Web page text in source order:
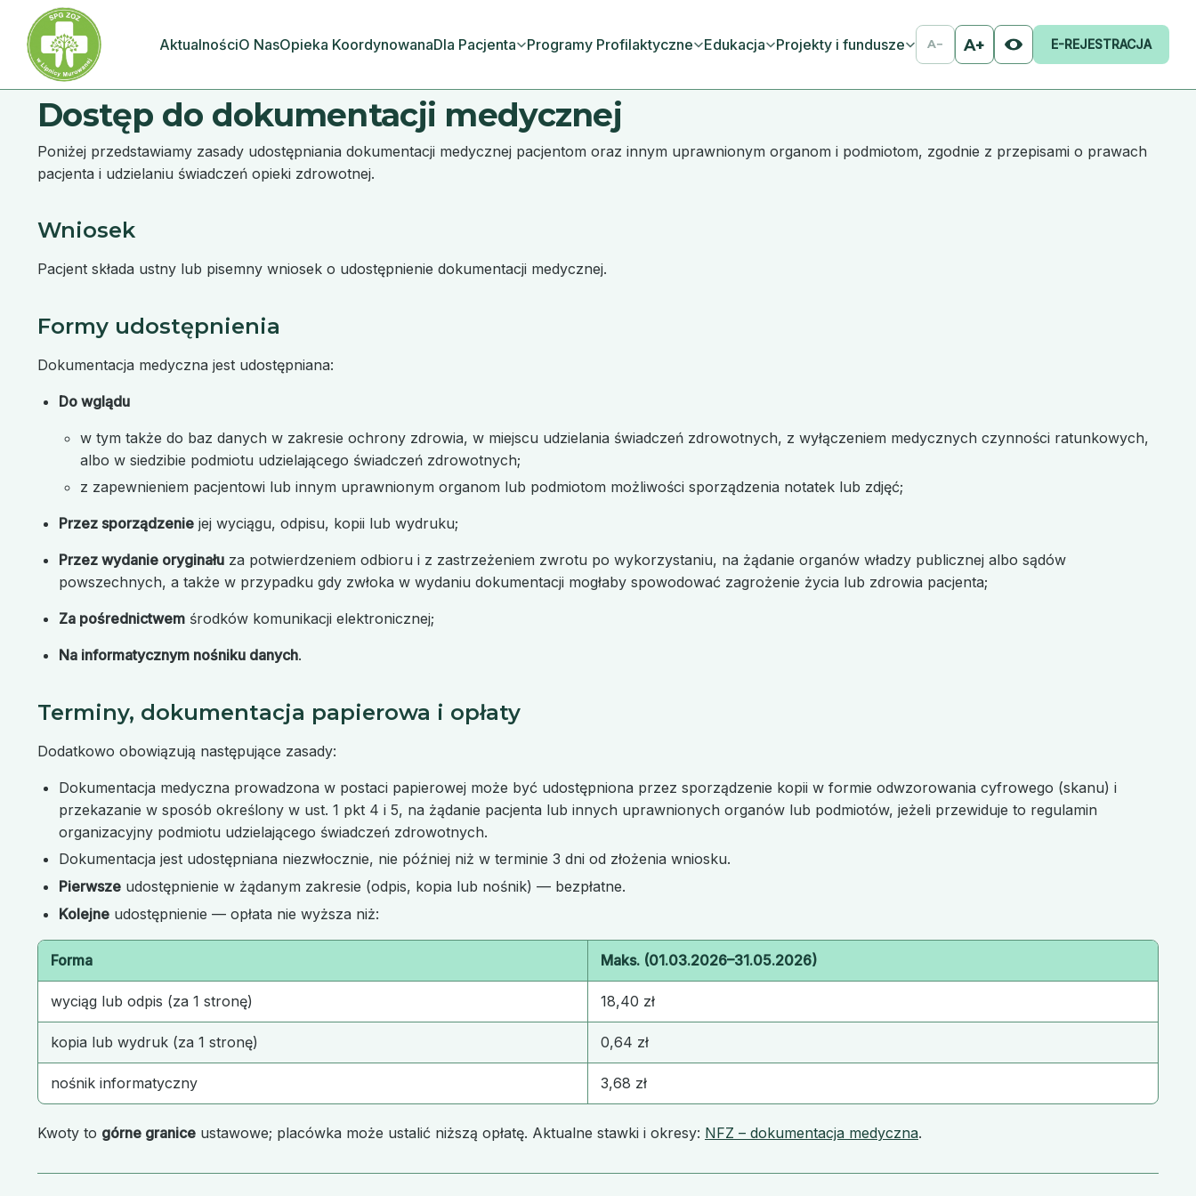
AktualnościO NasOpieka KoordynowanaDla Pacjenta Programy Profilaktyczne Edukacja Projekty i fundusze A− A+ E-REJESTRACJA
Dostęp do dokumentacji medycznej
Poniżej przedstawiamy zasady udostępniania dokumentacji medycznej pacjentom oraz innym uprawnionym organom i podmiotom, zgodnie z przepisami o prawach
pacjenta i udzielaniu świadczeń opieki zdrowotnej.
Wniosek
Pacjent składa ustny lub pisemny wniosek o udostępnienie dokumentacji medycznej.
Formy udostępnienia
Dokumentacja medyczna jest udostępniana:
Do wglądu
w tym także do baz danych w zakresie ochrony zdrowia, w miejscu udzielania świadczeń zdrowotnych, z wyłączeniem medycznych czynności ratunkowych,
albo w siedzibie podmiotu udzielającego świadczeń zdrowotnych;
z zapewnieniem pacjentowi lub innym uprawnionym organom lub podmiotom możliwości sporządzenia notatek lub zdjęć;
Przez sporządzenie jej wyciągu, odpisu, kopii lub wydruku;
Przez wydanie oryginału za potwierdzeniem odbioru i z zastrzeżeniem zwrotu po wykorzystaniu, na żądanie organów władzy publicznej albo sądów
powszechnych, a także w przypadku gdy zwłoka w wydaniu dokumentacji mogłaby spowodować zagrożenie życia lub zdrowia pacjenta;
Za pośrednictwem środków komunikacji elektronicznej;
Na informatycznym nośniku danych.
Terminy, dokumentacja papierowa i opłaty
Dodatkowo obowiązują następujące zasady:
Dokumentacja medyczna prowadzona w postaci papierowej może być udostępniona przez sporządzenie kopii w formie odwzorowania cyfrowego (skanu) i
przekazanie w sposób określony w ust. 1 pkt 4 i 5, na żądanie pacjenta lub innych uprawnionych organów lub podmiotów, jeżeli przewiduje to regulamin
organizacyjny podmiotu udzielającego świadczeń zdrowotnych.
Dokumentacja jest udostępniana niezwłocznie, nie później niż w terminie 3 dni od złożenia wniosku.
Pierwsze udostępnienie w żądanym zakresie (odpis, kopia lub nośnik) — bezpłatne.
Kolejne udostępnienie — opłata nie wyższa niż:
Forma Maks. (01.03.2026–31.05.2026)
wyciąg lub odpis (za 1 stronę) 18,40 zł
kopia lub wydruk (za 1 stronę) 0,64 zł
nośnik informatyczny 3,68 zł
Kwoty to górne granice ustawowe; placówka może ustalić niższą opłatę. Aktualne stawki i okresy: NFZ – dokumentacja medyczna.